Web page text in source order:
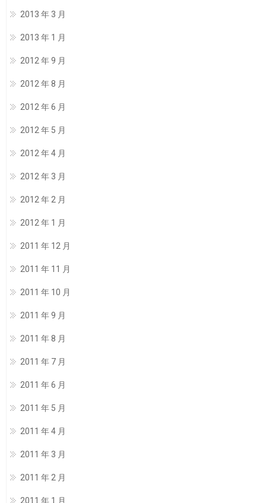
2013 年 3 月
2013 年 1 月
2012 年 9 月
2012 年 8 月
2012 年 6 月
2012 年 5 月
2012 年 4 月
2012 年 3 月
2012 年 2 月
2012 年 1 月
2011 年 12 月
2011 年 11 月
2011 年 10 月
2011 年 9 月
2011 年 8 月
2011 年 7 月
2011 年 6 月
2011 年 5 月
2011 年 4 月
2011 年 3 月
2011 年 2 月
2011 年 1 月